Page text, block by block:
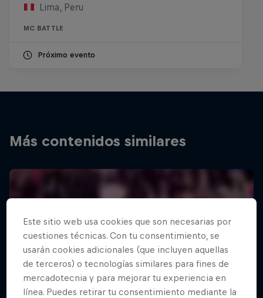
Lima, Peru
MC BATTLE
Próximo evento
Más contenidos similares
Este sitio web usa cookies que son necesarias por
cuestiones técnicas. Con tu consentimiento, se
usarán cookies adicionales (que incluyen aquellas
de terceros) o tecnologías similares para fines de
mercadotecnia y para mejorar tu experiencia en
línea. Puedes retirar tu consentimiento mediante la